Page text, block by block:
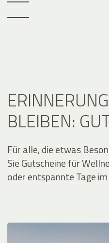
BLEIBEN:
Für alle, die etwas
Sie Gutscheine für
oder entspannte Tage